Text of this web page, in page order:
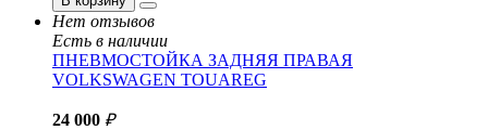
Нет отзывов
Есть в наличии
ПНЕВМОСТОЙКА ЗАДНЯЯ ПРАВАЯ
VOLKSWAGEN TOUAREG
24 000 ₽